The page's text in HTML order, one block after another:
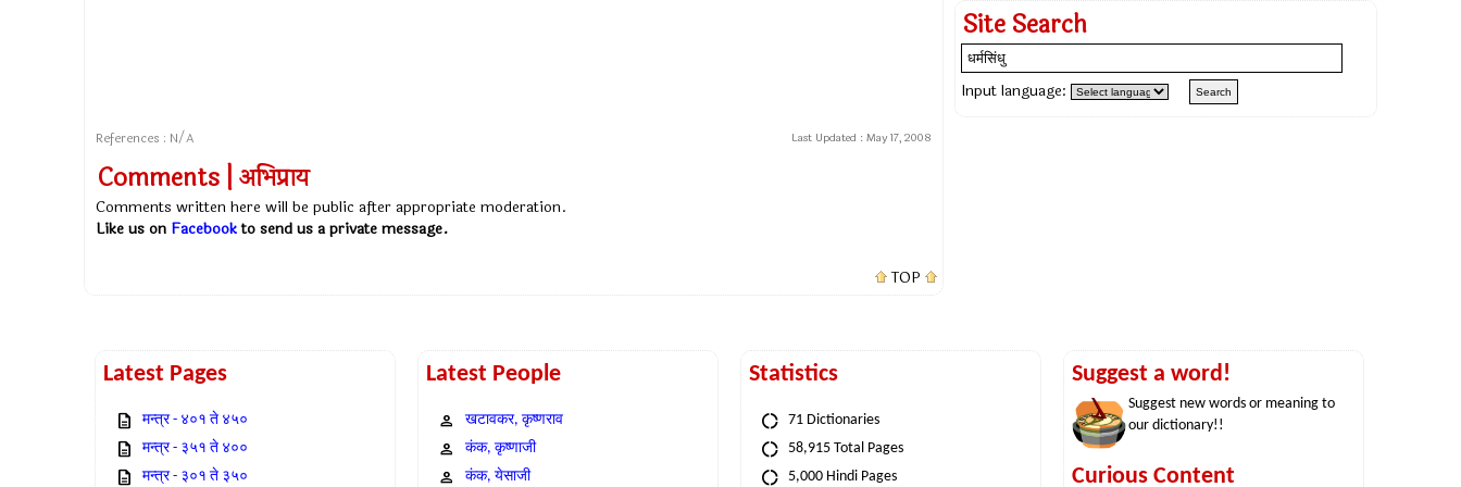
References : N/A Last Updated : May 17, 2008
Comments | अभिप्राय
Comments written here will be public after appropriate moderation.
Like us on Facebookto send us a private message.
TOP
Site Search
Input language:
Latest Pages
मन्त्र - ४०१ ते ४५०
मन्त्र - ३५१ ते ४००
मन्त्र - ३०१ ते ३५०
Latest People
खटावकर, कृष्णराव
कंक, कृष्णाजी
कंक, येसाजी
Statistics
71 Dictionaries
58,915 Total Pages
5,000 Hindi Pages
Suggest a word!
Suggest new words or meaning to
our dictionary!!
Curious Content